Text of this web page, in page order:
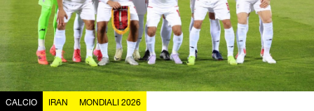
CALCIO IRAN MONDIALI 2026